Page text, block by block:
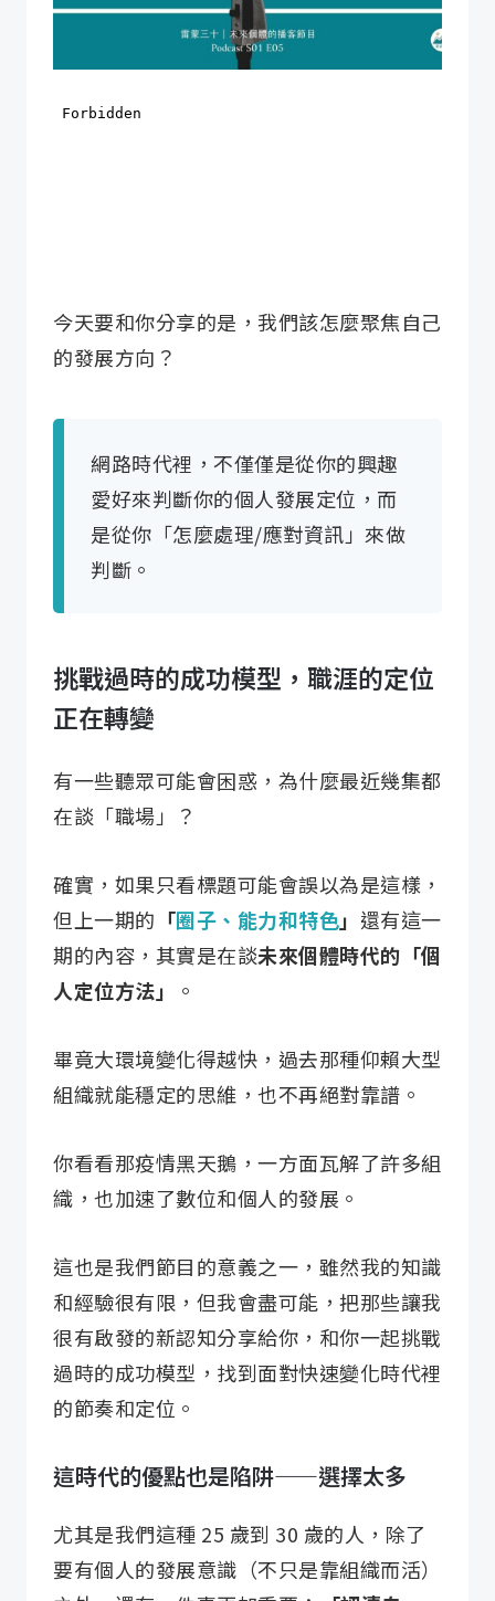
今天要和你分享的是，我們該怎麼聚焦自己
的發展方向？
網路時代裡，不僅僅是從你的興趣
愛好來判斷你的個人發展定位，而
是從你「怎麼處理/應對資訊」來做
判斷。
挑戰過時的成功模型，職涯的定位
正在轉變
有一些聽眾可能會困惑，為什麼最近幾集都
在談「職場」？
確實，如果只看標題可能會誤以為是這樣，
但上一期的 「圈子、能力和特色」 還有這一
期的內容，其實是在談未來個體時代的「個
人定位方法」
。
畢竟大環境變化得越快，過去那種仰賴大型
組織就能穩定的思維，也不再絕對靠譜。
你看看那疫情黑天鵝，一方面瓦解了許多組
織，也加速了數位和個人的發展。
這也是我們節目的意義之一，雖然我的知識
和經驗很有限，但我會盡可能，把那些讓我
很有啟發的新認知分享給你，和你一起挑戰
過時的成功模型，找到面對快速變化時代裡
的節奏和定位。
這時代的優點也是陷阱——選擇太多
尤其是我們這種 25 歲到 30 歲的人，除了
要有個人的發展意識（不只是靠組織而活）